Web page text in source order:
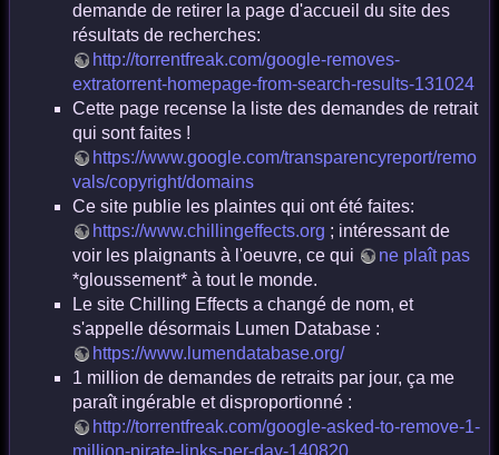
demande de retirer la page d'accueil du site des
résultats de recherches:
http://torrentfreak.com/google-removes-
extratorrent-homepage-from-search-results-131024
Cette page recense la liste des demandes de retrait
qui sont faites !
https://www.google.com/transparencyreport/remo
vals/copyright/domains
Ce site publie les plaintes qui ont été faites:
https://www.chillingeffects.org ; intéressant de
voir les plaignants à l'oeuvre, ce qui
ne plaît pas
*gloussement* à tout le monde.
Le site Chilling Effects a changé de nom, et
s'appelle désormais Lumen Database :
https://www.lumendatabase.org/
1 million de demandes de retraits par jour, ça me
paraît ingérable et disproportionné :
http://torrentfreak.com/google-asked-to-remove-1-